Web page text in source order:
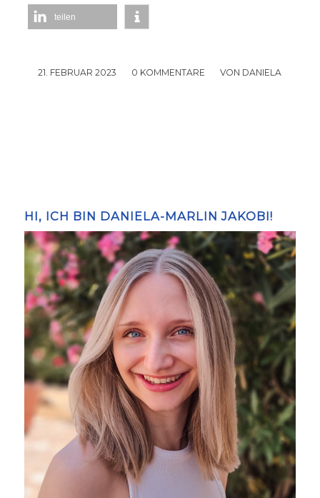
teilen
21. FEBRUAR 2023
/ 0 KOMMENTARE
/ VON DANIELA
HI, ICH BIN DANIELA-MARLIN JAKOBI!